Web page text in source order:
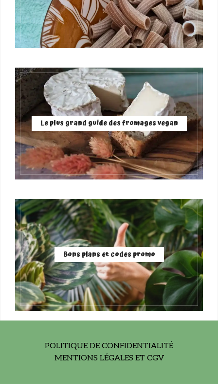
Le plus grand guide des fromages vegan
Bons plans et codes promo
POLITIQUE DE CONFIDENTIALITÉ
MENTIONS LÉGALES ET CGV